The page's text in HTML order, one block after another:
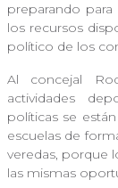
preparando
los recursos
político de los
Al concejal
actividades
políticas se están
escuelas de
veredas, porque
las mismas